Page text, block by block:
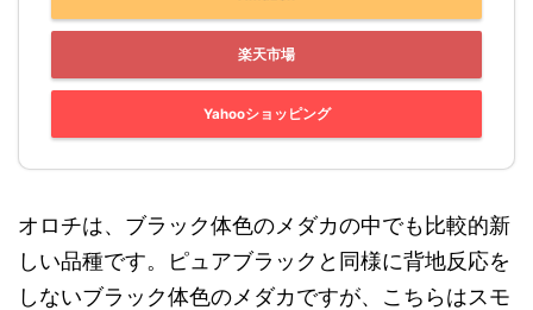
楽天市場
Yahooショッピング
オロチは、ブラック体色のメダカの中でも比較的新
しい品種です。ピュアブラックと同様に背地反応を
しないブラック体色のメダカですが、こちらはスモ